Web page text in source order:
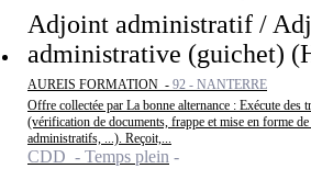
Adjoint administratif /
administrative (guichet)
AUREIS FORMATION - 92 - NANTERRE
Offre collectée par La bonne alternance : Exécute des
(vérification de documents, frappe et mise en forme
administratifs, ...). Reçoit,...
CDD - Temps plein